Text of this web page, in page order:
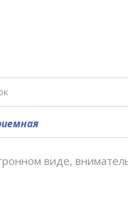
посвящённый Дню
виде,